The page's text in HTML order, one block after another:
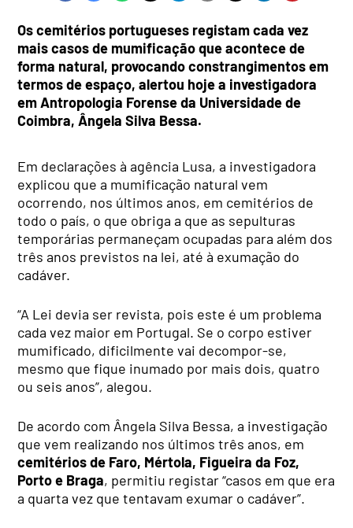
Os cemitérios portugueses registam cada vez
mais casos de mumificação que acontece de
forma natural, provocando constrangimentos em
termos de espaço, alertou hoje a investigadora
em Antropologia Forense da Universidade de
Coimbra, Ângela Silva Bessa.
Em declarações à agência Lusa, a investigadora
explicou que a mumificação natural vem
ocorrendo, nos últimos anos, em cemitérios de
todo o país, o que obriga a que as sepulturas
temporárias permaneçam ocupadas para além dos
três anos previstos na lei, até à exumação do
cadáver.
“A Lei devia ser revista, pois este é um problema
cada vez maior em Portugal. Se o corpo estiver
mumificado, dificilmente vai decompor-se,
mesmo que fique inumado por mais dois, quatro
ou seis anos”, alegou.
De acordo com Ângela Silva Bessa, a investigação
que vem realizando nos últimos três anos, em
cemitérios de Faro, Mértola, Figueira da Foz,
Porto e Braga, permitiu registar “casos em que era
a quarta vez que tentavam exumar o cadáver”.